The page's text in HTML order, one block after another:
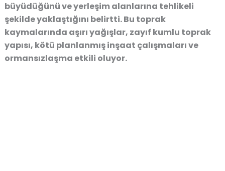
büyüdüğünü ve yerleşim alanlarına tehlikeli
şekilde yaklaştığını belirtti.Bu toprak
kaymalarında aşırı yağışlar, zayıf kumlu toprak
yapısı, kötü planlanmış inşaat çalışmaları ve
ormansızlaşma etkili oluyor.